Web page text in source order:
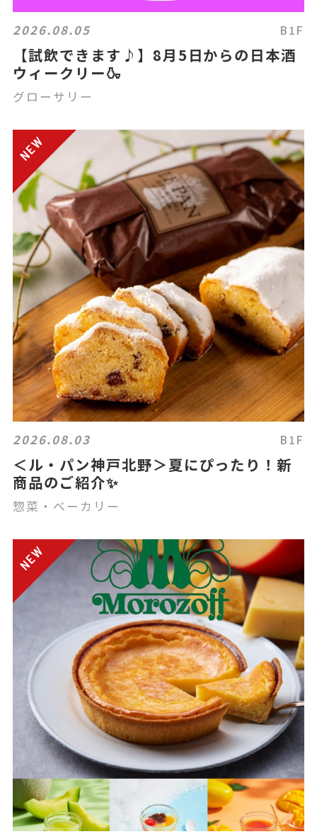
2026.08.05 B1F
【試飲できます♪】8月5日からの日本酒
ウィークリー🍶
グローサリー
2026.08.03 B1F
＜ル・パン神戸北野＞夏にぴったり！新
商品のご紹介✨
惣菜・ベーカリー